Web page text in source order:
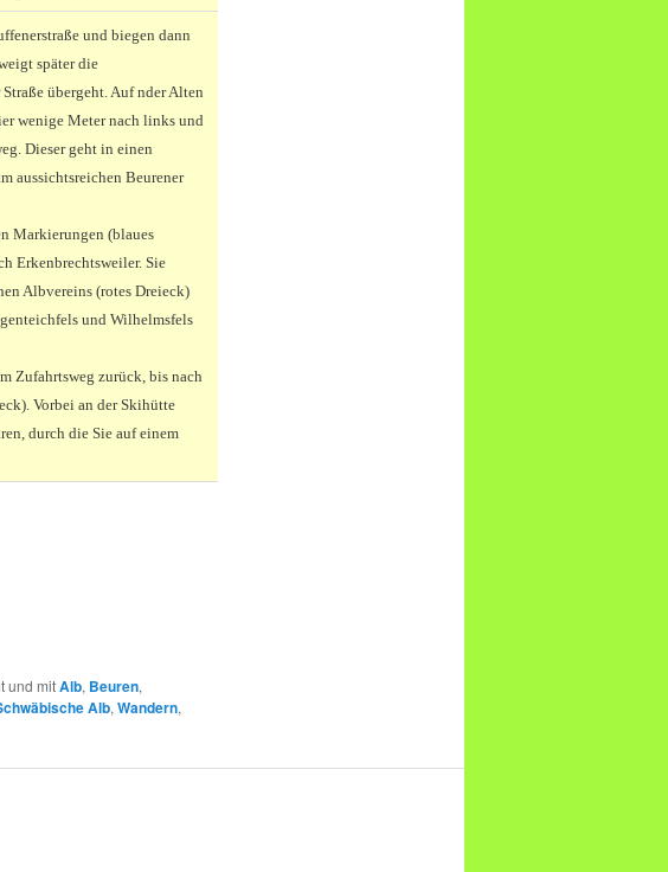
und biegen dann
später die
übergeht. Auf nder Alten
wenige Meter nach links und
Dieser geht in einen
aussichtsreichen Beurener
Markierungen (blaues
Erkenbrechtsweiler. Sie
Albvereins (rotes Dreieck)
und Wilhelmsfels
Zufahrtsweg zurück, bis nach
Vorbei an der Skihütte
durch die Sie auf einem
und mitAlb, Beuren,
Alb, Wandern,